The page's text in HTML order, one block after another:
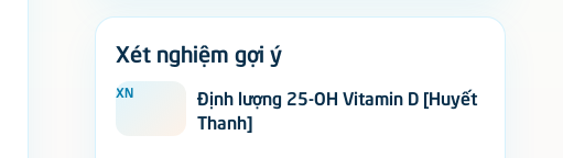
Xét nghiệm gợi ý
XN
Định lượng 25-OH Vitamin D [Huyết
Thanh]